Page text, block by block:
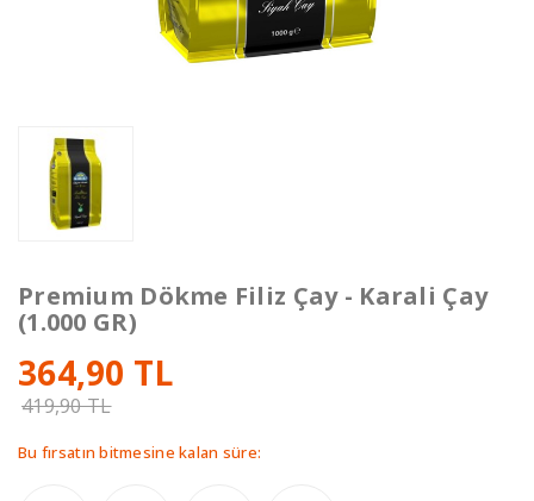
Premium Dökme Filiz Çay - Karali Çay
(1.000 GR)
364,90 TL
419,90 TL
Bu fırsatın bitmesine kalan süre: